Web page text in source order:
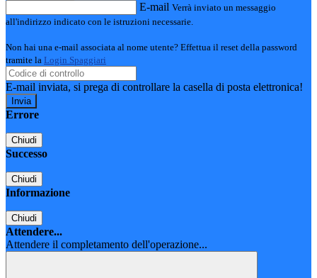
E-mail Verrà inviato un messaggio
all'indirizzo indicato con le istruzioni necessarie.
Non hai una e-mail associata al nome utente? Effettua il reset della password
tramite la Login Spaggiari
E-mail inviata, si prega di controllare la casella di posta elettronica!
Errore
Chiudi
Successo
Chiudi
Informazione
Chiudi
Attendere...
Attendere il completamento dell'operazione...